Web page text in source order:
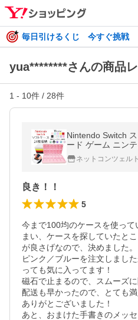
毎日引けるくじ 今すぐ挑戦
yua********さんの商品
1 - 10件 / 28件
Nintendo Switch
ード ゲーム ニン
ラデーション 任天堂
ネットコンツェルト
良き！！
5
今まで100均のケースを使っ
まい、ケースを探していたと
が良さげなので、決めました。
ピンク／ブルーを注文しまし
っても気に入ってます！
磁石で止まるので、スムーズに
配送も早かったので、とても満
ありがとございました！
あと、おまけた手書きのメッ